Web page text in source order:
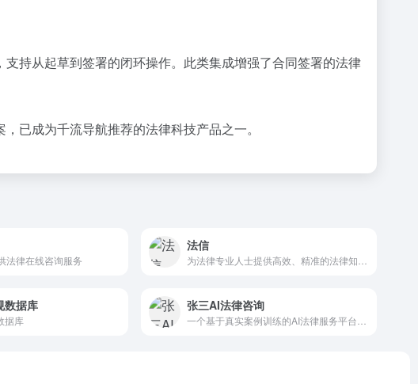
持从起草到签署的闭环操作。此类集成增强了合同签署的法律
已成为千流导航推荐的法律科技产品之一。
法律在线咨询服务
法信
数据库
据库
张三AI法律咨询